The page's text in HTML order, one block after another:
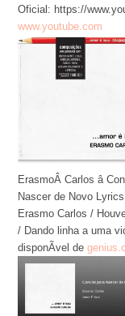
Oficial: https://
www.youtube.com
ErasmoÂ Carlos â
Nascer de Novo
Erasmo Carlos /
/ Dando linha a uma
disponÃ­vel de